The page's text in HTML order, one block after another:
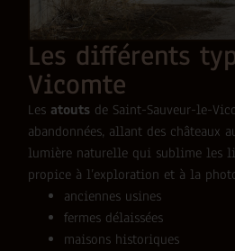
Les différents
Vicomte
Les atouts de Saint-Sauveur-le-
abandonnées, allant des châteaux
lumière naturelle qui sublime les
propice à l’exploration et à la
anciennes usines
fermes délaissées
maisons historiques